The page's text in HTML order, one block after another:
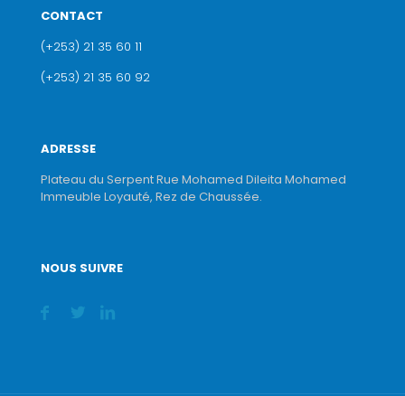
CONTACT
(+253) 21 35 60 11
(+253) 21 35 60 92
ADRESSE
Plateau du Serpent Rue Mohamed Dileita Mohamed
Immeuble Loyauté, Rez de Chaussée.
NOUS SUIVRE